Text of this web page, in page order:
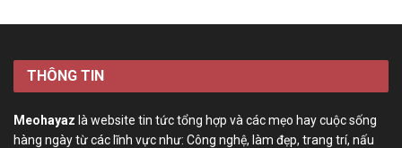
THÔNG TIN
Meohayaz là website tin tức tổng hợp và các mẹo hay cuộc sống
hàng ngày từ các lĩnh vực như: Công nghệ, làm đẹp, trang trí, nấu